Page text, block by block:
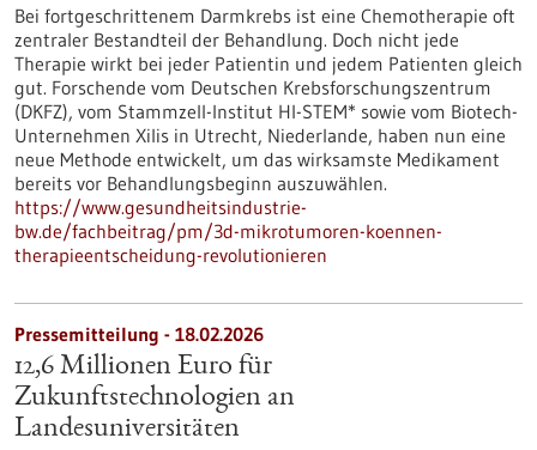
Bei fortgeschrittenem Darmkrebs ist eine Chemotherapie oft
zentraler Bestandteil der Behandlung. Doch nicht jede
Therapie wirkt bei jeder Patientin und jedem Patienten gleich
gut. Forschende vom Deutschen Krebsforschungszentrum
(DKFZ), vom Stammzell-Institut HI-STEM* sowie vom Biotech-
Unternehmen Xilis in Utrecht, Niederlande, haben nun eine
neue Methode entwickelt, um das wirksamste Medikament
bereits vor Behandlungsbeginn auszuwählen.
https://www.gesundheitsindustrie-
bw.de/fachbeitrag/pm/3d-mikrotumoren-koennen-
therapieentscheidung-revolutionieren
Pressemitteilung - 18.02.2026
12,6 Millionen Euro für
Zukunftstechnologien an
Landesuniversitäten